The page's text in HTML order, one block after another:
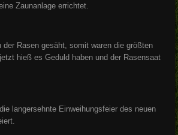
Zaunanlage errichtet.
der Rasen gesäht, somit waren die größten
hieß es Geduld haben und der Rasensaat
langersehnte Einweihungsfeier des neuen